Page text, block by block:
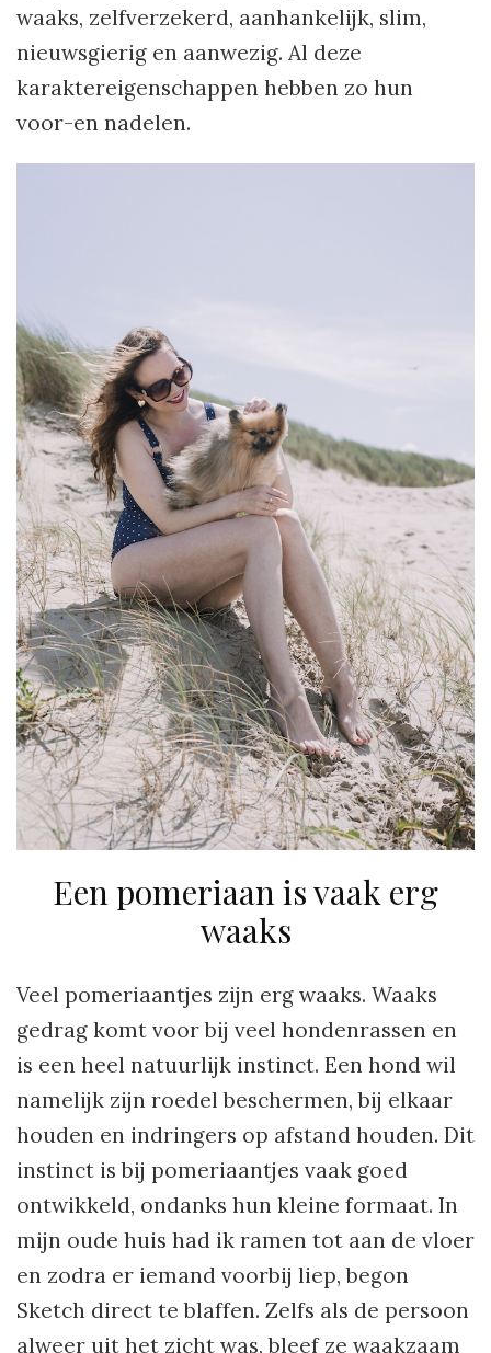
waaks, zelfverzekerd, aanhankelijk, slim,
nieuwsgierig en aanwezig. Al deze
karaktereigenschappen hebben zo hun
voor-en nadelen.
Een pomeriaan is vaak erg
waaks
Veel pomeriaantjes zijn erg waaks. Waaks
gedrag komt voor bij veel hondenrassen en
is een heel natuurlijk instinct. Een hond wil
namelijk zijn roedel beschermen, bij elkaar
houden en indringers op afstand houden. Dit
instinct is bij pomeriaantjes vaak goed
ontwikkeld, ondanks hun kleine formaat. In
mijn oude huis had ik ramen tot aan de vloer
en zodra er iemand voorbij liep, begon
Sketch direct te blaffen. Zelfs als de persoon
alweer uit het zicht was, bleef ze waakzaam